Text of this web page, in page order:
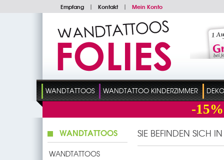
Empfang | Kontakt | Mein Konto
WANDTATTOOS WANDTATTOO KINDERZIMMER
-15%
WANDTATTOOS
WANDTATTOOS
SIE BEFINDEN SICH